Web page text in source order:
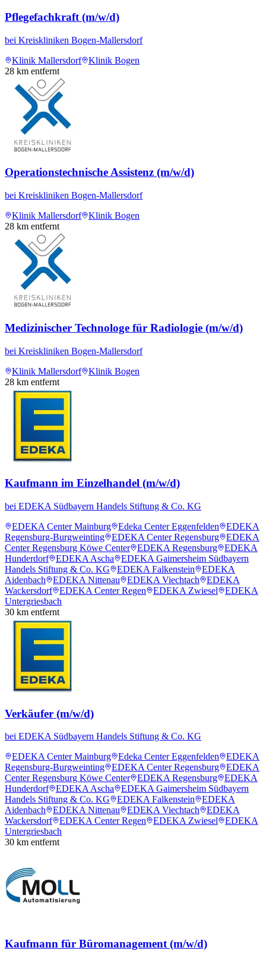
Pflegefachkraft (m/w/d)
bei Kreiskliniken Bogen-Mallersdorf
Klinik Mallersdorf
Klinik Bogen
28 km entfernt
Operationstechnische Assistenz (m/w/d)
bei Kreiskliniken Bogen-Mallersdorf
Klinik Mallersdorf
Klinik Bogen
28 km entfernt
Medizinischer Technologe für Radiologie (m/w/d)
bei Kreiskliniken Bogen-Mallersdorf
Klinik Mallersdorf
Klinik Bogen
28 km entfernt
Kaufmann im Einzelhandel (m/w/d)
bei EDEKA Südbayern Handels Stiftung & Co. KG
EDEKA Center Mainburg
Edeka Center Eggenfelden
EDEKA
Regensburg-Burgweinting
EDEKA Center Regensburg
EDEKA
Center Regensburg Köwe Center
EDEKA Regensburg
EDEKA
Hunderdorf
EDEKA Ascha
EDEKA Gaimersheim Südbayern
Handels Stiftung & Co. KG
EDEKA Falkenstein
EDEKA
Aidenbach
EDEKA Nittenau EDEKA Viechtach
EDEKA
Wackersdorf
EDEKA Center Regen EDEKA Zwiesel
EDEKA
Untergriesbach
30 km entfernt
Verkäufer (m/w/d)
bei EDEKA Südbayern Handels Stiftung & Co. KG
EDEKA Center Mainburg
Edeka Center Eggenfelden
EDEKA
Regensburg-Burgweinting
EDEKA Center Regensburg
EDEKA
Center Regensburg Köwe Center
EDEKA Regensburg
EDEKA
Hunderdorf
EDEKA Ascha
EDEKA Gaimersheim Südbayern
Handels Stiftung & Co. KG
EDEKA Falkenstein
EDEKA
Aidenbach
EDEKA Nittenau EDEKA Viechtach
EDEKA
Wackersdorf
EDEKA Center Regen EDEKA Zwiesel
EDEKA
Untergriesbach
30 km entfernt
Kaufmann für Büromanagement (m/w/d)